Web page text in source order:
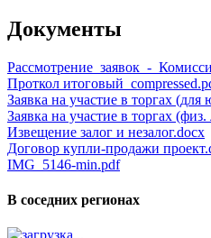
Документы
Рассмотрение_заявок_-
Проткол
Заявка на участие в торгах
Заявка на участие в торгах
Извещение залог и незалог.docx
Договор купли-продажи
IMG_5146-min.pdf
В соседних регионах